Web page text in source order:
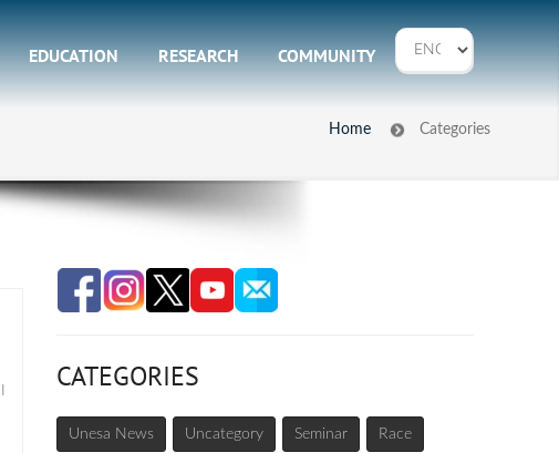
EDUCATION RESEARCH COMMUNITY
Home Categories
CATEGORIES
Unesa News Uncategory Seminar Race